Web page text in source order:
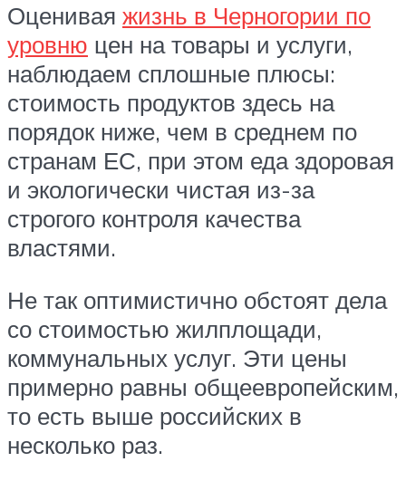
Оценивая жизнь в Черногории по
уровню цен на товары и услуги,
наблюдаем сплошные плюсы:
стоимость продуктов здесь на
порядок ниже, чем в среднем по
странам ЕС, при этом еда здоровая
и экологически чистая из-за
строгого контроля качества
властями.
Не так оптимистично обстоят дела
со стоимостью жилплощади,
коммунальных услуг. Эти цены
примерно равны общеевропейским,
то есть выше российских в
несколько раз.